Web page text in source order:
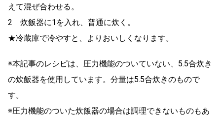
えて混ぜ合わせる。
2 炊飯器に1を入れ、普通に炊く。
★冷蔵庫で冷やすと、よりおいしくなります。
※本記事のレシピは、圧力機能のついていない、5.5合炊き
の炊飯器を使用しています。分量は5.5合炊きのもので
す。
※圧力機能のついた炊飯器の場合は調理できないものもあ